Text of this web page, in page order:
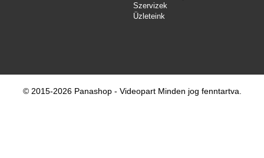
Szervizek
Üzleteink
© 2015-2026 Panashop - Videopart Minden jog fenntartva.